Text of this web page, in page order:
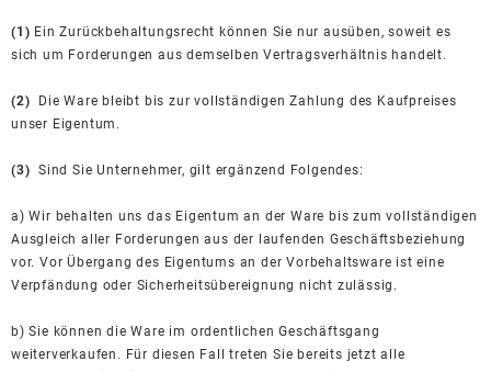
(1) Ein Zurückbehaltungsrecht können Sie nur ausüben, soweit es
sich um Forderungen aus demselben Vertragsverhältnis handelt.
(2) Die Ware bleibt bis zur vollständigen Zahlung des Kaufpreises
unser Eigentum.
(3) Sind Sie Unternehmer, gilt ergänzend Folgendes:
a) Wir behalten uns das Eigentum an der Ware bis zum vollständigen
Ausgleich aller Forderungen aus der laufenden Geschäftsbeziehung
vor. Vor Übergang des Eigentums an der Vorbehaltsware ist eine
Verpfändung oder Sicherheitsübereignung nicht zulässig.
b) Sie können die Ware im ordentlichen Geschäftsgang
weiterverkaufen. Für diesen Fall treten Sie bereits jetzt alle